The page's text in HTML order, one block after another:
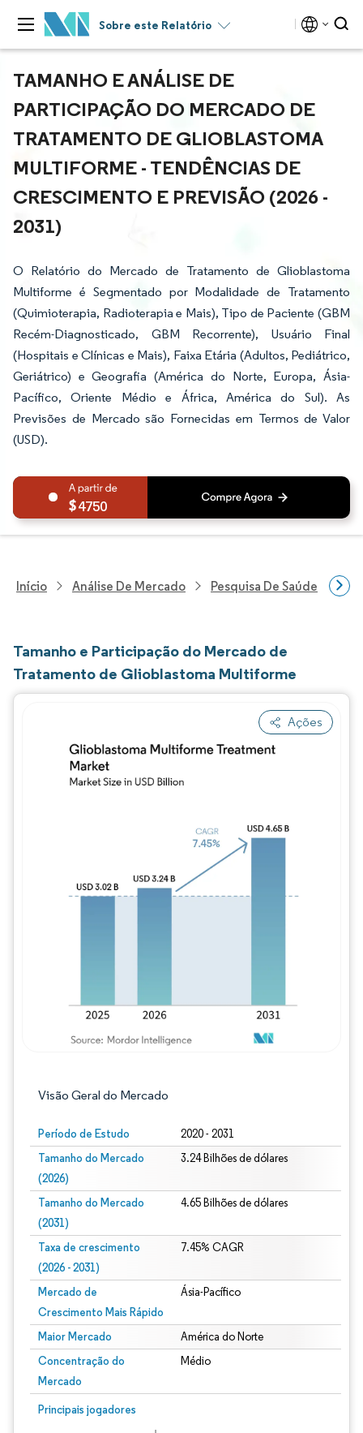
Sobre este Relatório
TAMANHO E ANÁLISE DE
PARTICIPAÇÃO DO MERCADO DE
TRATAMENTO DE GLIOBLASTOMA
MULTIFORME - TENDÊNCIAS DE
CRESCIMENTO E PREVISÃO (2026 -
2031)
O Relatório do Mercado de Tratamento de Glioblastoma
Multiforme é Segmentado por Modalidade de Tratamento
(Quimioterapia, Radioterapia e Mais), Tipo de Paciente (GBM
Recém-Diagnosticado, GBM Recorrente), Usuário Final
(Hospitais e Clínicas e Mais), Faixa Etária (Adultos, Pediátrico,
Geriátrico) e Geografia (América do Norte, Europa, Ásia-
Pacífico, Oriente Médio e África, América do Sul). As
Previsões de Mercado são Fornecidas em Termos de Valor
(USD).
4750
Início Análise De Mercado Pesquisa De Saúde
Tamanho e Participação do Mercado de
Tratamento de Glioblastoma Multiforme
Ações
Visão Geral do Mercado
Período de Estudo 2020 - 2031
Tamanho do Mercado
(2026)
3.24 Bilhões de dólares
Tamanho do Mercado
(2031)
4.65 Bilhões de dólares
Taxa de crescimento
(2026 - 2031)
7.45% CAGR
Mercado de
Crescimento Mais Rápido
Ásia-Pacífico
Maior Mercado América do Norte
Concentração do
Mercado
Médio
Principais jogadores
Imagem © Mordor Intelligence. O reuso requer atribuição conforme CC BY 4.0.